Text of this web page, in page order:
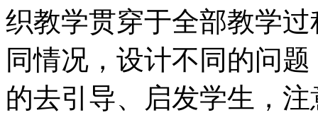
织教学贯穿于全部教学
同情况，设计不同的问
的去引导、启发学生，